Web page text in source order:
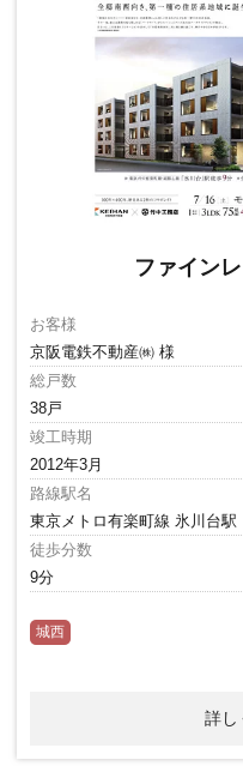
ファイン
お客様
京阪電鉄不動産㈱ 様
総戸数
38戸
竣工時期
2012年3月
路線駅名
東京メトロ有楽町線 氷川台駅
徒歩分数
9分
城西
詳し